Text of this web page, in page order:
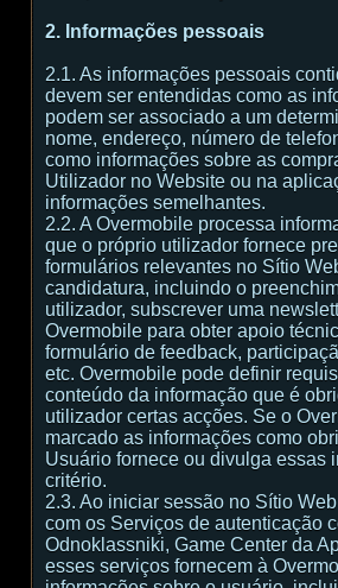
2. Informações pessoais
2.1. As informações pessoais
devem ser entendidas como as
podem ser associado a um
nome, endereço, número de
como informações sobre as
Utilizador no Website ou na
informações semelhantes.
2.2. A Overmobile processa
que o próprio utilizador fornece
formulários relevantes no Sítio
candidatura, incluindo o
utilizador, subscrever uma
Overmobile para obter apoio
formulário de feedback,
etc. Overmobile pode definir
conteúdo da informação que é
utilizador certas acções. Se o
marcado as informações como
Usuário fornece ou divulga essas
critério.
2.3. Ao iniciar sessão no Sítio
com os Serviços de autenticação
Odnoklassniki, Game Center da
esses serviços fornecem à